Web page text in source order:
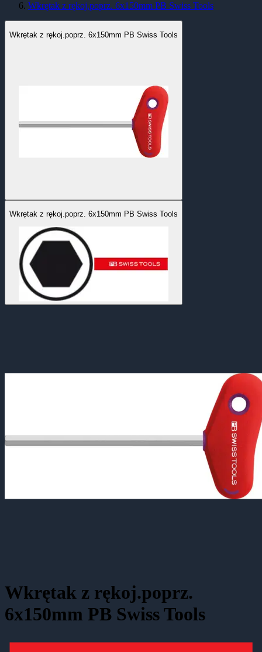
Wkrętak z rękoj.poprz. 6x150mm PB Swiss Tools
Wkrętak z rękoj.poprz. 6x150mm PB Swiss Tools
Wkrętak z rękoj.poprz. 6x150mm PB Swiss Tools
Wkrętak z rękoj.poprz.
6x150mm PB Swiss Tools